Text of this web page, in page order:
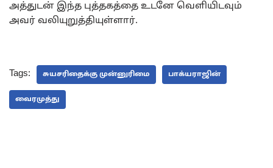
அத்துடன் இந்த புத்தகத்தை உடனே வெளியிடவும்
அவர் வலியுறுத்தியுள்ளார்.
Tags: சுயசரிதைக்கு முன்னுரிமை பாக்யராஜின்
வைரமுத்து